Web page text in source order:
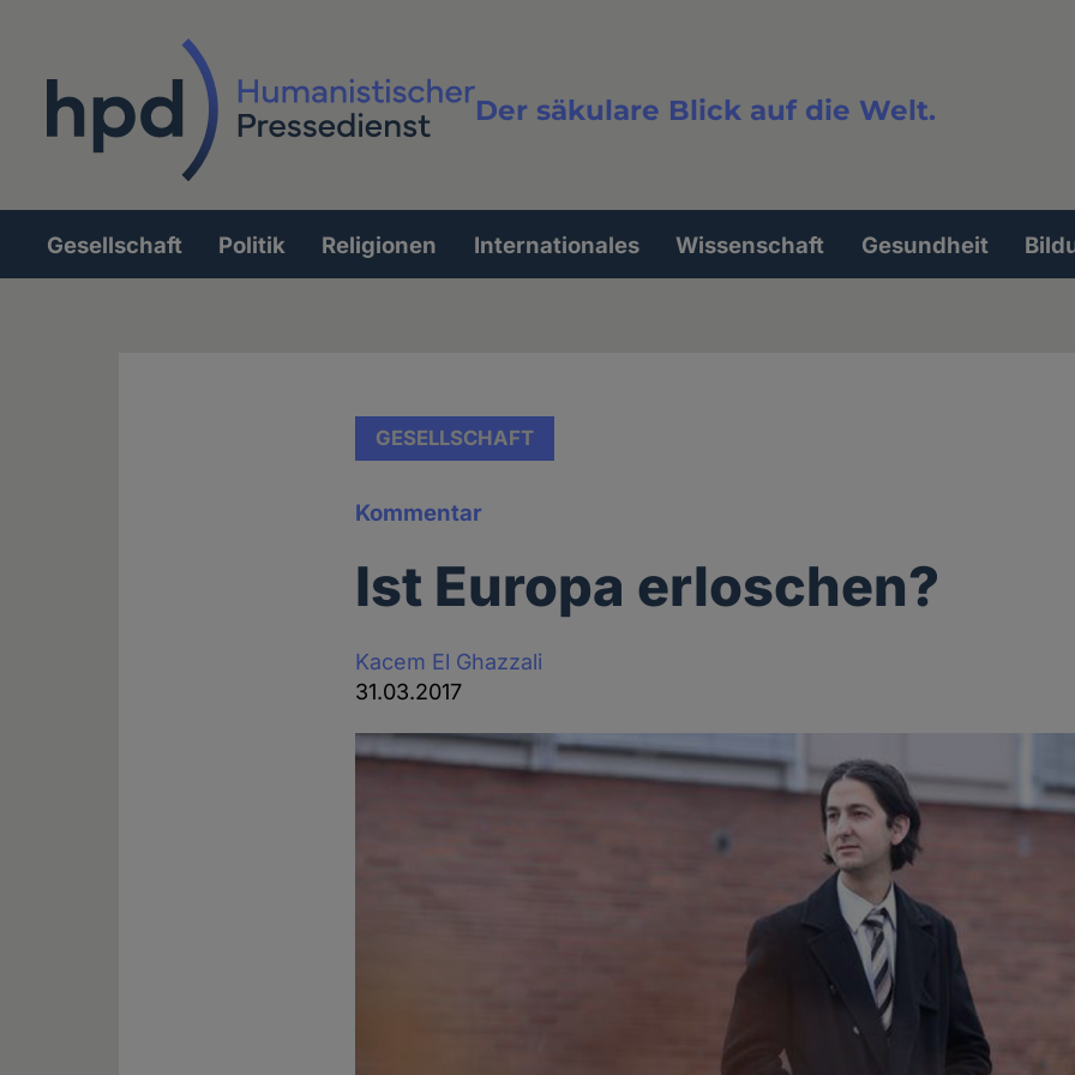
Der säkulare Blick auf die Welt.
Volltextsuche
Hauptnavigation
Gesellschaft Politik Religionen Internationales Wissenschaft Gesundheit
GESELLSCHAFT
Kommentar
Ist Europa erloschen?
Kacem El Ghazzali
31.03.2017